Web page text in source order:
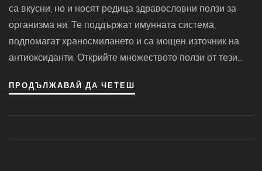
са вкусни, но и носят редица здравословни ползи за
организма ни. Те поддържат имунната система,
подпомагат храносмилането и са мощен източник на
антиоксиданти. Открийте множеството ползи от тези
си меню.
ПРОДЪЛЖАВАЙ ДА ЧЕТЕШ